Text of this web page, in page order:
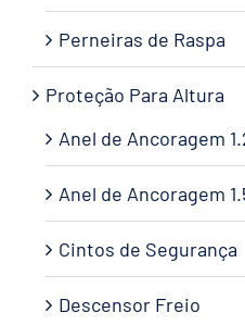
Perneiras de Raspa
Proteção Para Altura
Anel de Ancoragem
Anel de Ancoragem
Cintos de Segurança
Descensor Freio